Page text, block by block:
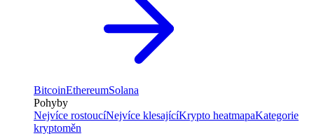
BitcoinEthereumSolana
Pohyby
Nejvíce rostoucíNejvíce klesajícíKrypto heatmapaKategorie
kryptoměn